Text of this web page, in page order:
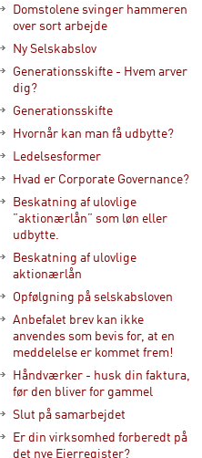
Domstolene svinger hammeren
over sort arbejde
Ny Selskabslov
Generationsskifte - Hvem arver
dig?
Generationsskifte
Hvornår kan man få udbytte?
Ledelsesformer
Hvad er Corporate Governance?
Beskatning af ulovlige
”aktionærlån” som løn eller
udbytte.
Beskatning af ulovlige
aktionærlån
Opfølgning på selskabsloven
Anbefalet brev kan ikke
anvendes som bevis for, at en
meddelelse er kommet frem!
Håndværker - husk din faktura,
før den bliver for gammel
Slut på samarbejdet
Er din virksomhed forberedt på
det nye Ejerregister?